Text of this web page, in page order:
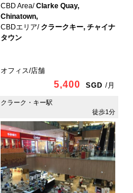
CBD Area/Clarke Quay,
Chinatown,
CBDエリア/ クラークキー, チャイナ
タウン
オフィス/店舗
5,400 SGD /月
クラーク・キー駅
徒歩1分